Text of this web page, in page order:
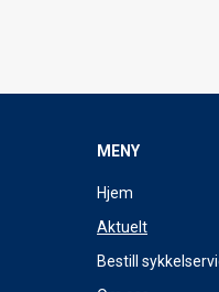
MENY
Hjem
Aktuelt
Bestill